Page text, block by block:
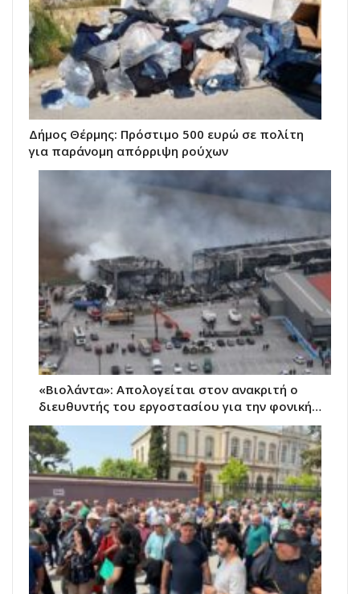
Δήμος Θέρμης: Πρόστιμο 500 ευρώ σε πολίτη
για παράνομη απόρριψη ρούχων
«Βιολάντα»: Απολογείται στον ανακριτή ο
διευθυντής του εργοστασίου για την φονική…